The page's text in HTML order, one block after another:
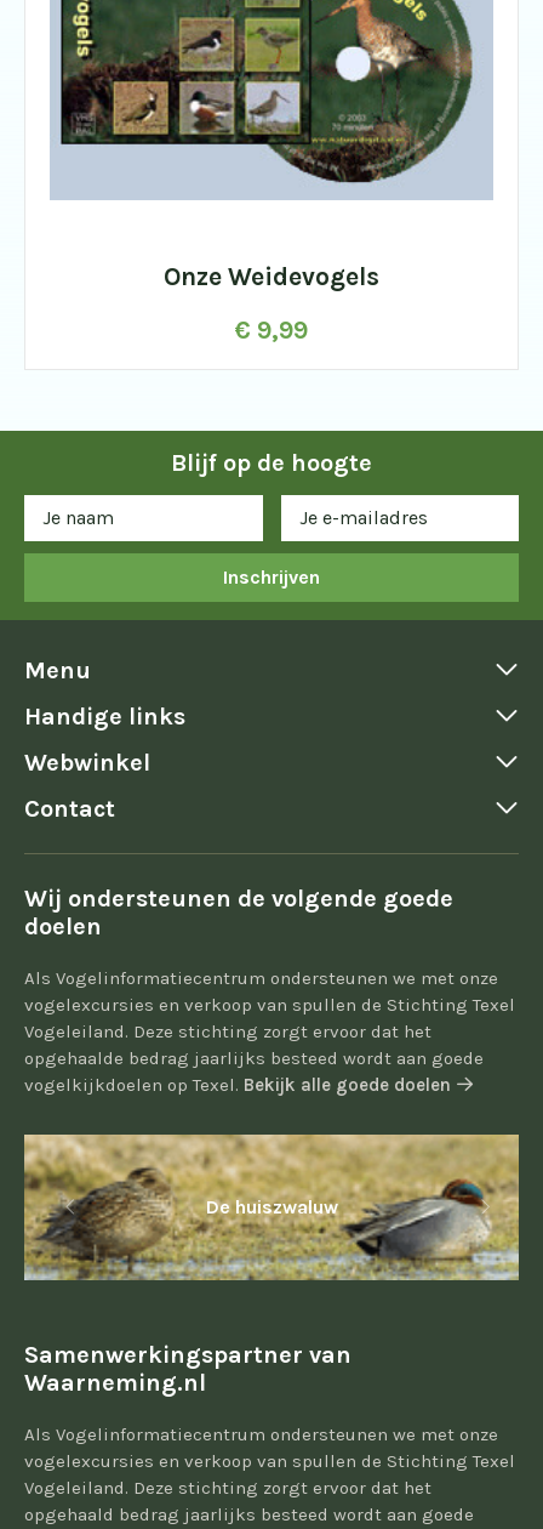
Onze Weidevogels
€ 9,99
Blijf op de hoogte
Inschrijven
Menu
Handige links
Webwinkel
Contact
Wij ondersteunen de volgende goede
doelen
Als Vogelinformatiecentrum ondersteunen we met onze
vogelexcursies en verkoop van spullen de Stichting Texel
Vogeleiland. Deze stichting zorgt ervoor dat het
opgehaalde bedrag jaarlijks besteed wordt aan goede
vogelkijkdoelen op Texel. Bekijk alle goede doelen
De huiszwaluw
Samenwerkingspartner van
Waarneming.nl
Als Vogelinformatiecentrum ondersteunen we met onze
vogelexcursies en verkoop van spullen de Stichting Texel
Vogeleiland. Deze stichting zorgt ervoor dat het
opgehaald bedrag jaarlijks besteed wordt aan goede